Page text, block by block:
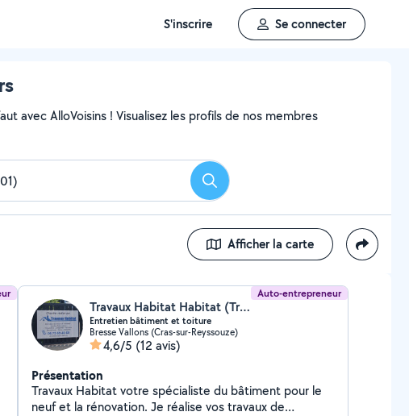
S'inscrire Se connecter
avec AlloVoisins ! Visualisez les profils de nos membres
Rechercher
Afficher la carte
Auto-entrepreneur
Travaux Habitat Habitat (Travaux)
Entretien bâtiment et toiture
Bresse Vallons (Cras-sur-Reyssouze)
4,6/5 (12 avis)
Présentation
Travaux Habitat votre spécialiste du bâtiment pour le
neuf et la rénovation. Je réalise vos travaux de